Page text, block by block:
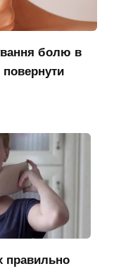
болю в
правильно